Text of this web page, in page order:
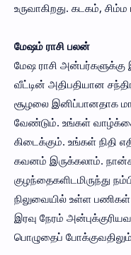
உருவாகிறது. கடகம்,
மேஷம் ராசி பலன்
மேஷ ராசி
வீட்டின் அதிபதியான
சூழலை இனிப்பானதாக
வேண்டும். உங்கள்
கிடைக்கும். உங்கள் நிதி
கவனம் இருக்கலாம்.
குழந்தைகளிடமிருந்து
நிலுவையில் உள்ள பணிகள்
இரவு நேரம்
பொழுதைப் போக்குவதிலும்